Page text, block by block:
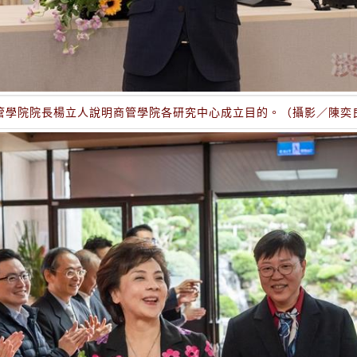
學院院長楊立人說明商管學院各研究中心成立目的。（攝影／陳奕